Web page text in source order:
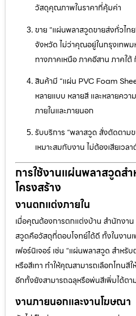
วัสดุคุณภาพในราคาที่คุ้มค่า
ขาย “แผ่นพลาสวูดขายส่งทั่วไ
จังหวัด ไม่ว่าคุณอยู่ในกรุงเทพ
ทางภาคเหนือ ภาคอีสาน ภาคใต้
สินค้ามี “แผ่น PVC Foam
หลายแบบ หลายสี และหลายคว
ภายในและภายนอก
รับบริการ “พลาสวูด สั่งตัดตามข
เหมาะสมกับงาน ไม่ต้องเสียเวลา
การใช้งานแผ่นพลาสวูดส
โครงสร้าง
งานตกแต่งภายใน
เมื่อคุณต้องการตกแต่งบ้าน สำนักงาน
สวูดคือวัสดุที่ตอบโจทย์ได้ดี ทั้งในงาน
เฟอร์นิเจอร์ เช่น “แผ่นพลาสวูด สำหรั
หรือสีเทา ทำให้คุณสามารถเลือกโทนสี
อีกทั้งยังสามารถฉลุหรือพ่นสีเพิ่มได้ต
งานภายนอกและงานโฆษณา